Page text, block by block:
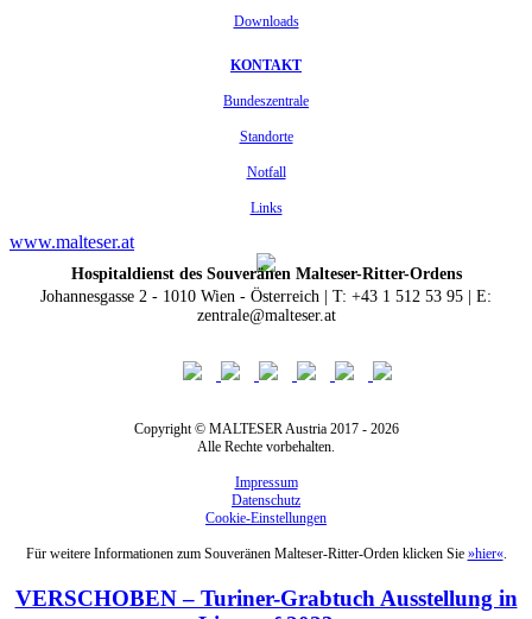
Downloads
KONTAKT
Bundeszentrale
Standorte
Notfall
Links
www.malteser.at
Hospitaldienst des Souveränen Malteser-Ritter-Ordens
Johannesgasse 2 - 1010 Wien - Österreich | T: +43 1 512 53 95 | E:
zentrale@malteser.at
Copyright © MALTESER Austria 2017 - 2026
Alle Rechte vorbehalten.
Impressum
Datenschutz
Cookie-Einstellungen
Für weitere Informationen zum Souveränen Malteser-Ritter-Orden klicken Sie »hier«.
VERSCHOBEN – Turiner-Grabtuch Ausstellung in